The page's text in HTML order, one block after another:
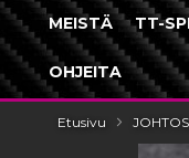
MEISTÄ TT-
OHJEITA
Etusivu